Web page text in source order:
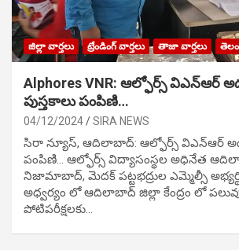
జిల్లా వార్తలు ట్రేండింగ్ వార్తలు తాజా వార్తలు
Alphores VNR: ఆల్ఫోర్స్ విఎన్ఆర్
పుస్తకాలు పంపిణి…
04/12/2024 SIRA NEWS
సిరా న్యూస్, ఆదిలాబాద్: ఆల్ఫోర్స్ విఎన్ఆర్
పంపిణి… ఆల్ఫోర్స్ విద్యాసంస్థల అధినేత
నిజామాబాద్, మెదక్ పట్టభద్రుల ఎమ్మెల్సీ అభ్యర్థి
అధ్వర్యం లో ఆదిలాబాద్ జిల్లా కేంద్రం లో
పోటిప‌రీక్ష‌ల‌కు…